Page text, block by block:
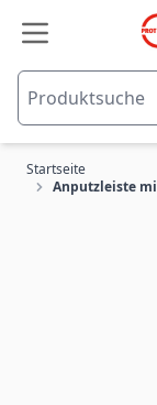
Zum Inhalt
Startseite
Anputzleiste